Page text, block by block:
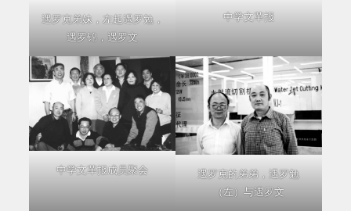
遇罗克弟妹，左起遇罗勉，
遇罗锦，遇罗文
中学文革报
中学文革报成员聚会
遇罗克的弟弟，遇罗勉
（左）与遇罗文